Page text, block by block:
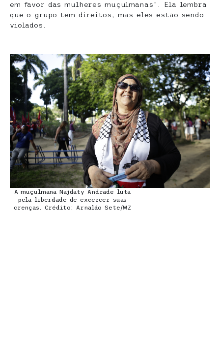
em favor das mulheres muçulmanas”. Ela lembra
que o grupo tem direitos, mas eles estão sendo
violados.
A muçulmana Najdaty Andrade luta
pela liberdade de excercer suas
crenças. Crédito: Arnaldo Sete/MZ